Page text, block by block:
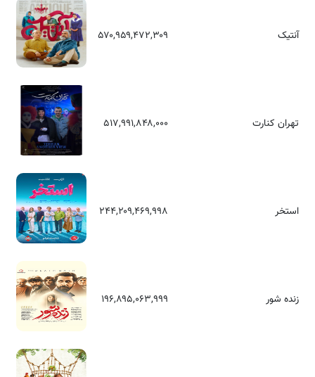
آنتیک ۵۷۰,۹۵۹,۴۷۲,۳۰۹
تهران کنارت ۵۱۷,۹۹۱,۸۴۸,۰۰۰
استخر ۲۴۴,۲۰۹,۴۶۹,۹۹۸
زنده شور ۱۹۶,۸۹۵,۰۶۳,۹۹۹